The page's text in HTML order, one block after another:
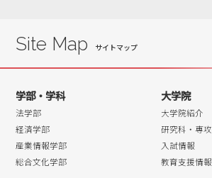
Site Map
学部・学科
法学部
経済学部
産業情報学部
総合文化学部
大学院
大学院紹介
研究科・専攻
入試情報
教育支援情報